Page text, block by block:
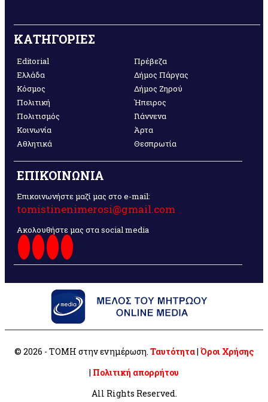
ΚΑΤΗΓΟΡΙΕΣ
Editorial
Ελλάδα
Κόσμος
Πολιτική
Πολιτισμός
Κοινωνία
Αθλητικά
Πρέβεζα
Δήμος Πάργας
Δήμος Ζηρού
Ήπειρος
Γιάννενα
Άρτα
Θεσπρωτία
ΕΠΙΚΟΙΝΩΝΙΑ
Επικοινωνήστε μαζί μας στο e-mail:
tomistinenimerosi@gmail.com
Ακολουθήστε μας στα social media
© 2026 - ΤΟΜΗ στην ενημέρωση. Ταυτότητα| Όροι Χρήσης
| Πολιτική απορρήτου
All Rights Reserved.